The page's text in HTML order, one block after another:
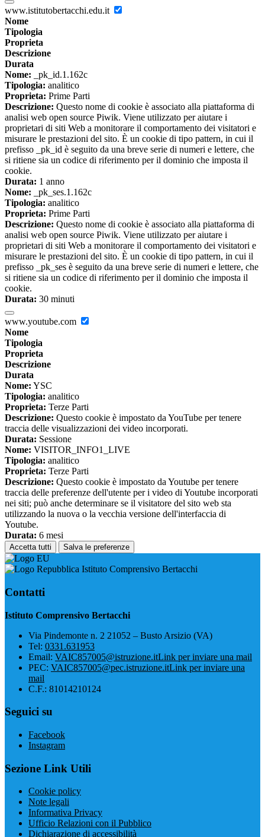
www.istitutobertacchi.edu.it
Nome
Tipologia
Proprieta
Descrizione
Durata
Nome: _pk_id.1.162c
Tipologia: analitico
Proprieta: Prime Parti
Descrizione: Questo nome di cookie è associato alla piattaforma di
analisi web open source Piwik. Viene utilizzato per aiutare i
proprietari di siti Web a monitorare il comportamento dei visitatori e
misurare le prestazioni del sito. È un cookie di tipo pattern, in cui il
prefisso _pk_id è seguito da una breve serie di numeri e lettere, che
si ritiene sia un codice di riferimento per il dominio che imposta il
cookie.
Durata: 1 anno
Nome: _pk_ses.1.162c
Tipologia: analitico
Proprieta: Prime Parti
Descrizione: Questo nome di cookie è associato alla piattaforma di
analisi web open source Piwik. Viene utilizzato per aiutare i
proprietari di siti Web a monitorare il comportamento dei visitatori e
misurare le prestazioni del sito. È un cookie di tipo pattern, in cui il
prefisso _pk_ses è seguito da una breve serie di numeri e lettere, che
si ritiene sia un codice di riferimento per il dominio che imposta il
cookie.
Durata: 30 minuti
www.youtube.com
Nome
Tipologia
Proprieta
Descrizione
Durata
Nome: YSC
Tipologia: analitico
Proprieta: Terze Parti
Descrizione: Questo cookie è impostato da YouTube per tenere
traccia delle visualizzazioni dei video incorporati.
Durata: Sessione
Nome: VISITOR_INFO1_LIVE
Tipologia: analitico
Proprieta: Terze Parti
Descrizione: Questo cookie è impostato da Youtube per tenere
traccia delle preferenze dell'utente per i video di Youtube incorporati
nei siti; può anche determinare se il visitatore del sito web sta
utilizzando la nuova o la vecchia versione dell'interfaccia di
Youtube.
Durata: 6 mesi
Accetta tutti Salva le preferenze
Istituto Comprensivo Bertacchi
Contatti
Istituto Comprensivo Bertacchi
Via Pindemonte n. 2 21052 – Busto Arsizio (VA)
Tel: 0331.631953
Email: VAIC857005@istruzione.itLink per inviare una mail
PEC: VAIC857005@pec.istruzione.itLink per inviare una
mail
C.F.: 81014210124
Seguici su
Facebook
Instagram
Sezione Link Utili
Cookie policy
Note legali
Informativa Privacy
Ufficio Relazioni con il Pubblico
Dichiarazione di accessibilità